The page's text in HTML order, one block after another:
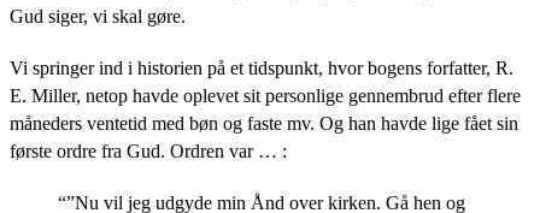
Gud siger, vi skal gøre.
Vi springer ind i historien på et tidspunkt, hvor bogens forfatter, R.
E. Miller, netop havde oplevet sit personlige gennembrud efter flere
måneders ventetid med bøn og faste mv. Og han havde lige fået sin
første ordre fra Gud. Ordren var … :
“”Nu vil jeg udgyde min Ånd over kirken. Gå hen og